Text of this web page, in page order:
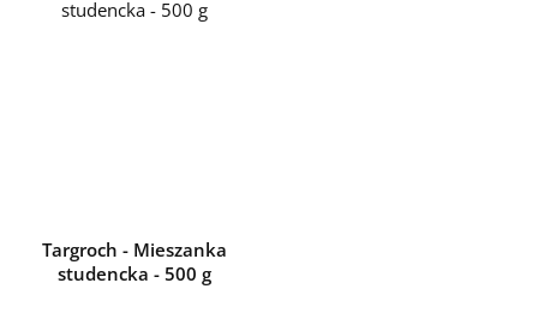
Targroch - Mieszanka
studencka - 500 g